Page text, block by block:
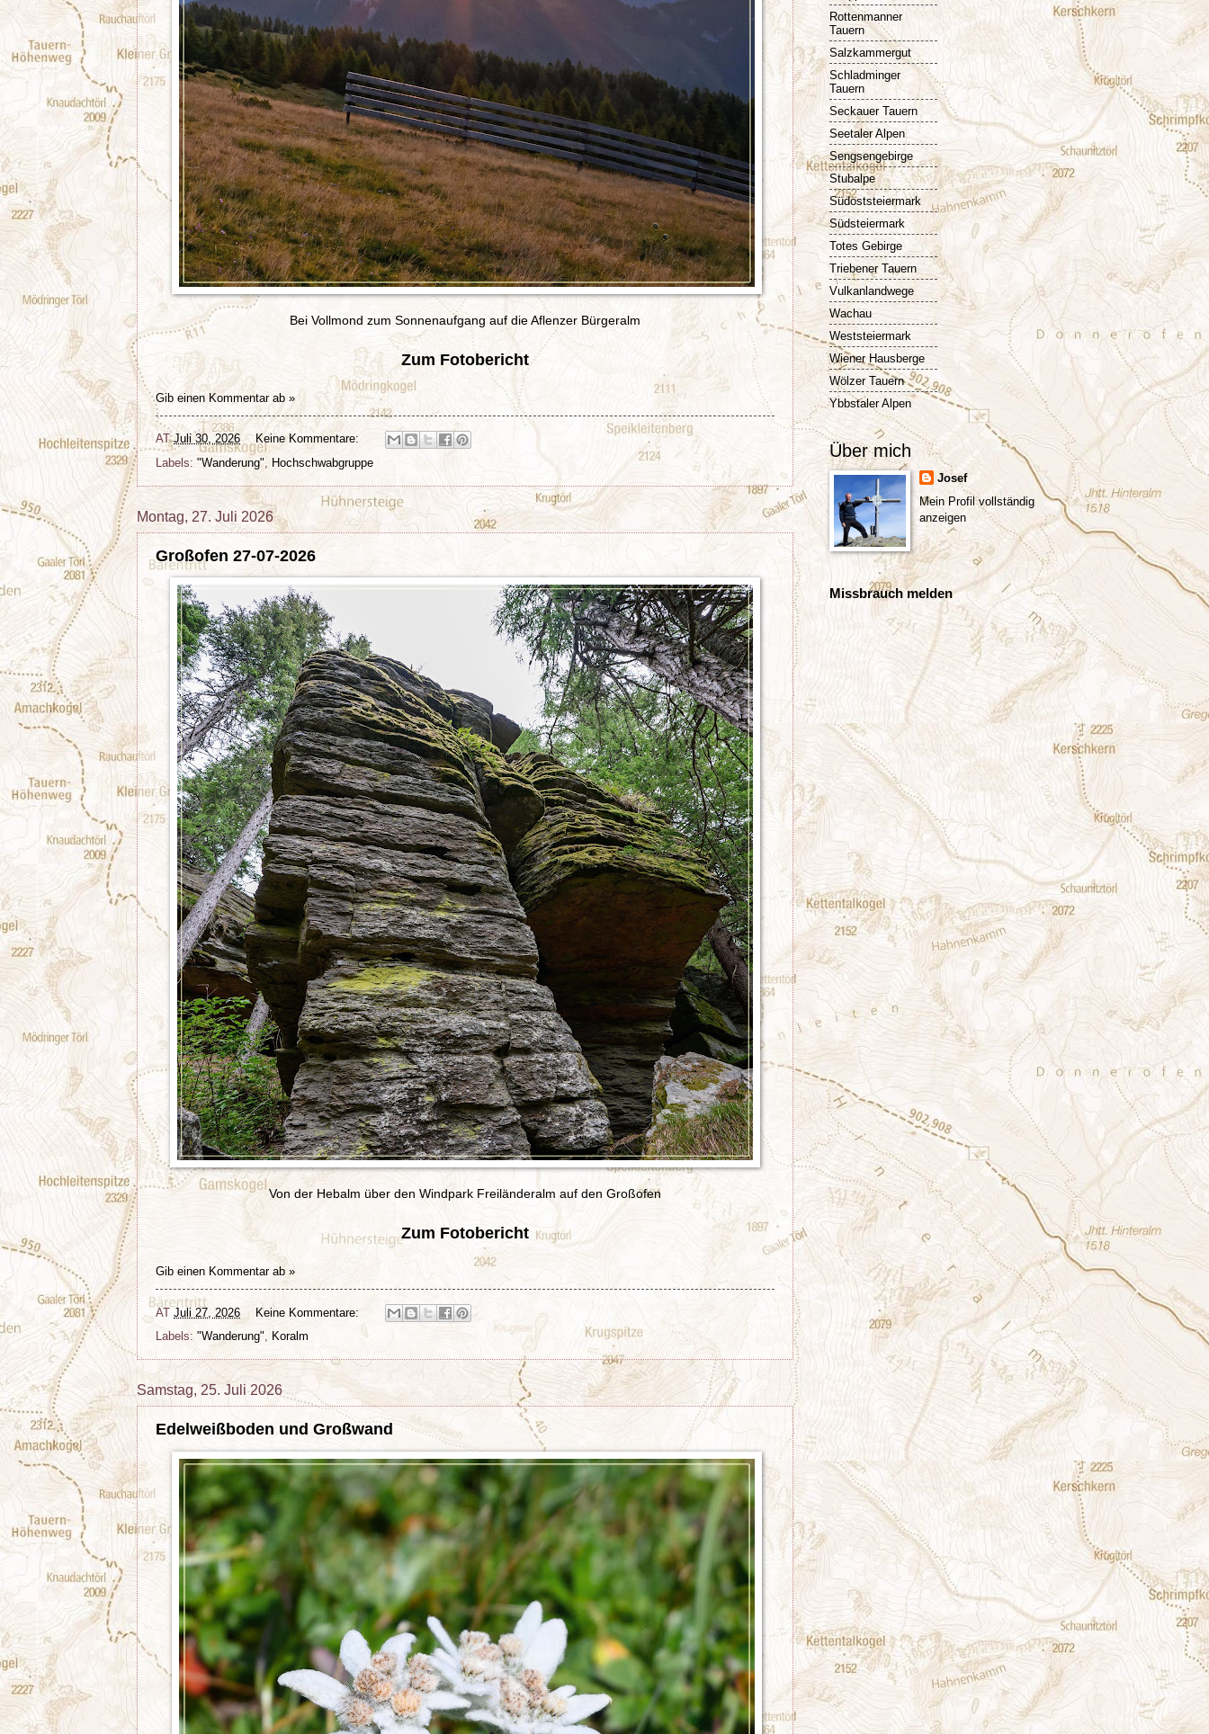
Bei Vollmond zum Sonnenaufgang auf die Aflenzer Bürgeralm
Zum Fotobericht
Gib einen Kommentar ab »
ATJuli 30, 2026
Keine Kommentare:
Labels: "Wanderung" Hochschwabgruppe
Montag, 27. Juli 2026
Großofen 27-07-2026
Von der Hebalm über den Windpark Freiländeralm auf den Großofen
Zum Fotobericht
Gib einen Kommentar ab »
ATJuli 27, 2026
Keine Kommentare:
Labels: "Wanderung", Koralm
Samstag, 25. Juli 2026
Edelweißboden und Großwand
Rottenmanner
Tauern
Salzkammergut
Schladminger
Tauern
Seckauer Tauern
Seetaler Alpen
Sengsengebirge
Stubalpe
Südoststeiermark
Südsteiermark
Totes Gebirge
Triebener Tauern
Vulkanlandwege
Wachau
Weststeiermark
Wiener Hausberge
Wölzer Tauern
Ybbstaler Alpen
Über mich
Josef
Mein Profil vollständig
anzeigen
Missbrauch melden